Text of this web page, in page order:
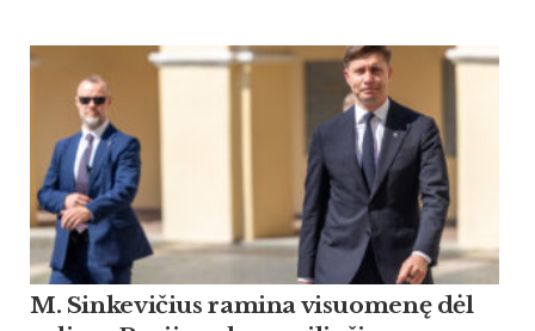
M. Sinkevičius ramina visuomenę dėl